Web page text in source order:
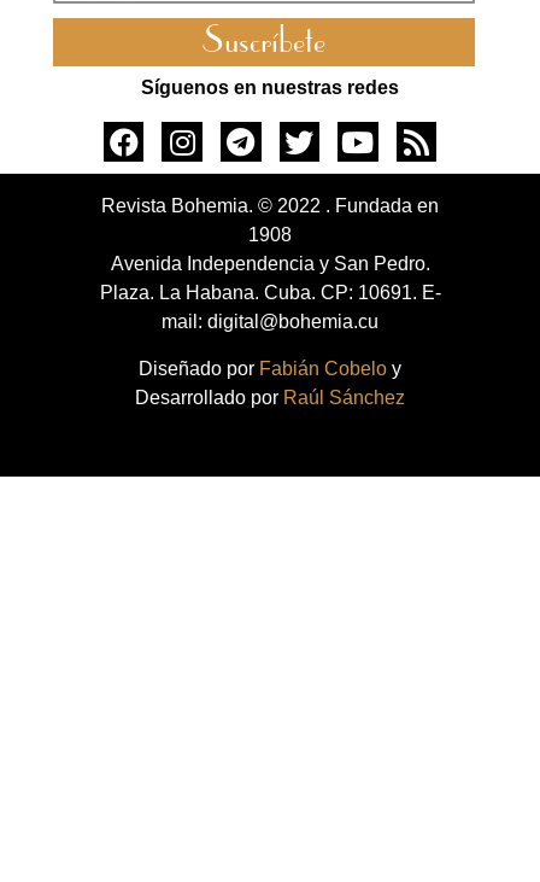
Suscríbete
Síguenos en nuestras redes
Revista Bohemia. © 2022 . Fundada en
1908
Avenida Independencia y San Pedro.
Plaza. La Habana. Cuba. CP: 10691. E-
mail: digital@bohemia.cu
Diseñado por Fabián Cobelo y
Desarrollado por Raúl Sánchez